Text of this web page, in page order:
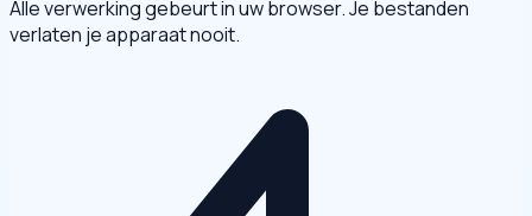
Alle verwerking gebeurt in uw browser. Je bestanden
verlaten je apparaat nooit.